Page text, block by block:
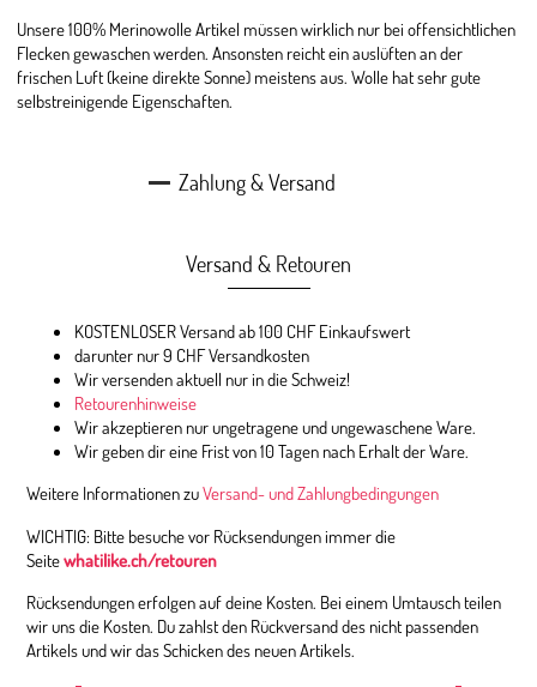
Unsere 100% Merinowolle Artikel müssen wirklich nur bei offensichtlichen
Flecken gewaschen werden. Ansonsten reicht ein auslüften an der
frischen Luft (keine direkte Sonne) meistens aus. Wolle hat sehr gute
selbstreinigende Eigenschaften.
Zahlung & Versand
Versand & Retouren
KOSTENLOSER Versand ab 100 CHF Einkaufswert
darunter nur 9 CHF Versandkosten
Wir versenden aktuell nur in die Schweiz!
Retourenhinweise
Wir akzeptieren nur ungetragene und ungewaschene Ware.
Wir geben dir eine Frist von 10 Tagen nach Erhalt der Ware.
Weitere Informationen zuVersand- und Zahlungbedingungen
WICHTIG: Bitte besuche vor Rücksendungen immer die
Seitewhatilike.ch/retouren
Rücksendungen erfolgen auf deine Kosten. Bei einem Umtausch teilen
wir uns die Kosten. Du zahlst den Rückversand des nicht passenden
Artikels und wir das Schicken des neuen Artikels.